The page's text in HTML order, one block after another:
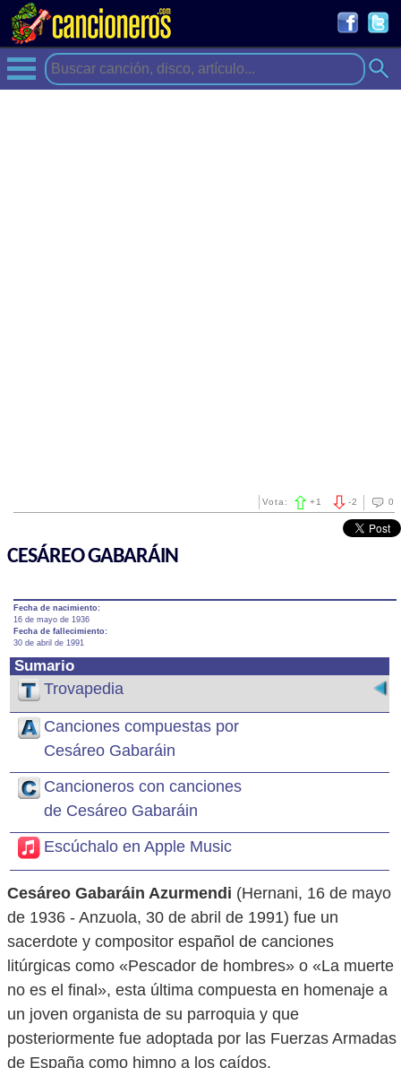
0
-2
Vota: +1
CESÁREO GABARÁIN
Fecha de nacimiento:
16 de mayo de 1936
Fecha de fallecimiento:
30 de abril de 1991
Sumario
Trovapedia
Canciones compuestas por
Cesáreo Gabaráin
Cancioneros con canciones
de Cesáreo Gabaráin
Escúchalo en Apple Music
Cesáreo Gabaráin Azurmendi (Hernani, 16 de mayo
de 1936 - Anzuola, 30 de abril de 1991) fue un
sacerdote y compositor español de canciones
litúrgicas como «Pescador de hombres» o «La muerte
no es el final», esta última compuesta en homenaje a
un joven organista de su parroquia y que
posteriormente fue adoptada por las Fuerzas Armadas
de España como himno a los caídos.